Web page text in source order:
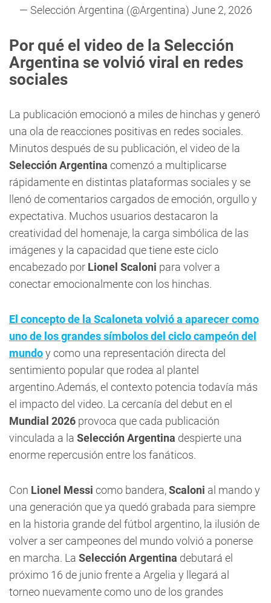
— Selección Argentina (@Argentina) June 2, 2026
Por qué el video de la Selección
Argentina se volvió viral en redes
sociales
La publicación emocionó a miles de hinchas y generó
una ola de reacciones positivas en redes sociales.
Minutos después de su publicación, el video de la
Selección Argentina comenzó a multiplicarse
rápidamente en distintas plataformas sociales y se
llenó de comentarios cargados de emoción, orgullo y
expectativa. Muchos usuarios destacaron la
creatividad del homenaje, la carga simbólica de las
imágenes y la capacidad que tiene este ciclo
encabezado por Lionel Scaloni para volver a
conectar emocionalmente con los hinchas.
El concepto de la Scaloneta volvió a aparecer como
uno de los grandes símbolos del ciclo campeón del
mundoy como una representación directa del
sentimiento popular que rodea al plantel
argentino.Además, el contexto potencia todavía más
el impacto del video. La cercanía del debut en el
Mundial 2026 provoca que cada publicación
vinculada a la Selección Argentina despierte una
enorme repercusión entre los fanáticos.
Con Lionel Messi como bandera,Scaloni al mando y
una generación que ya quedó grabada para siempre
en la historia grande del fútbol argentino, la ilusión de
volver a ser campeones del mundo volvió a ponerse
en marcha. La Selección Argentina debutará el
próximo 16 de junio frente a Argelia y llegará al
torneo nuevamente como uno de los grandes